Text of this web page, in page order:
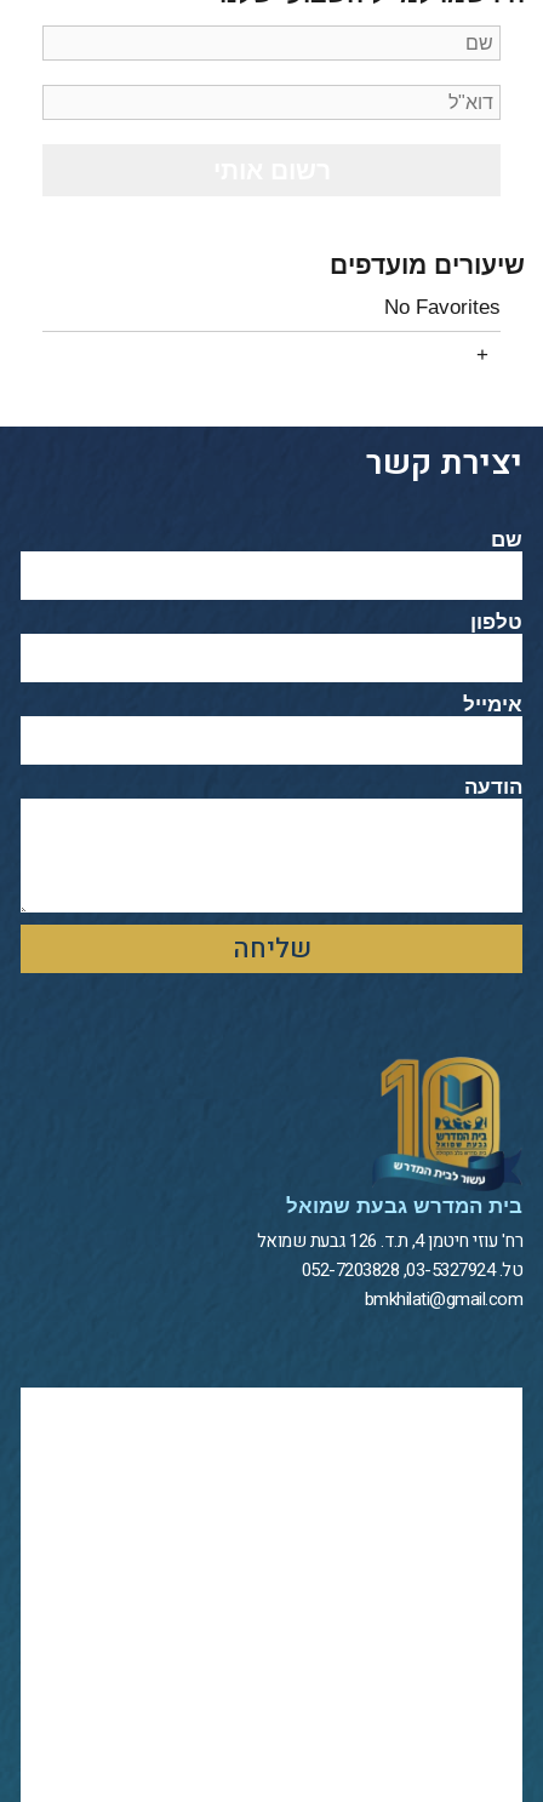
שיעורים מועדפים
No Favorites
יצירת קשר
שם
טלפון
אימייל
הודעה
שליחה
בית המדרש גבעת שמואל
רח' עוזי חיטמן 4, ת.ד. 126 גבעת שמואל
טל. 03-5327924, 052-7203828
bmkhilati@gmail.com